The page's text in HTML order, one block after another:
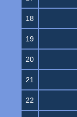
18
19
20
21
22